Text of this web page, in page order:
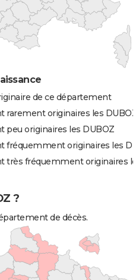
de ce département
originaires les DUBOZ
peu originaires les DUBOZ
fréquemment originaires les
très fréquemment originaires
?
de décès.